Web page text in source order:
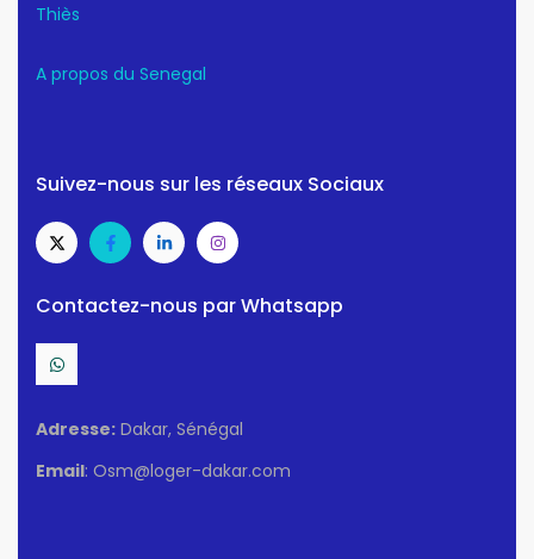
Thiès
A propos du Senegal
Suivez-nous sur les réseaux Sociaux
Contactez-nous par Whatsapp
Adresse: Dakar, Sénégal
Email: Osm@loger-dakar.com